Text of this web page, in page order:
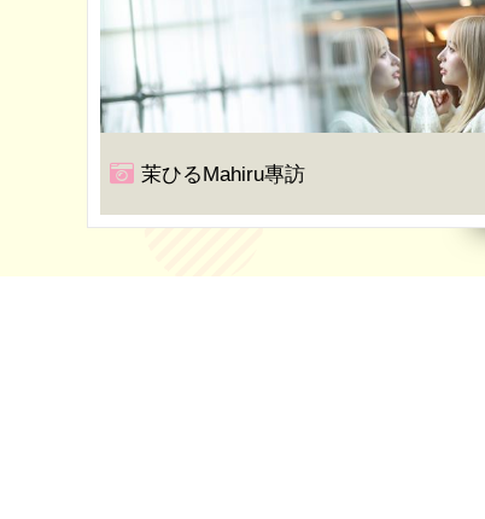
茉ひるMahiru專訪